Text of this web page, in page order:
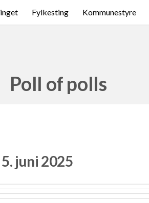
Fylkesting Kommunestyre
Poll of polls
juni 2025